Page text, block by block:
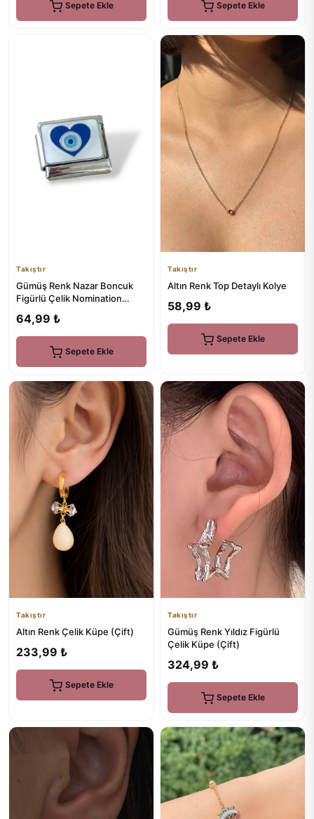
Sepete Ekle Sepete Ekle
Takıştır
Gümüş Renk Nazar Boncuk
Figürlü Çelik Nomination
64,99 ₺
Sepete Ekle
Takıştır
Altın Renk Top Detaylı Kolye
58,99 ₺
Sepete Ekle
Takıştır
Altın Renk Çelik Küpe (Çift)
233,99 ₺
Sepete Ekle
Takıştır
Gümüş Renk Yıldız Figürlü
Çelik Küpe (Çift)
324,99 ₺
Sepete Ekle